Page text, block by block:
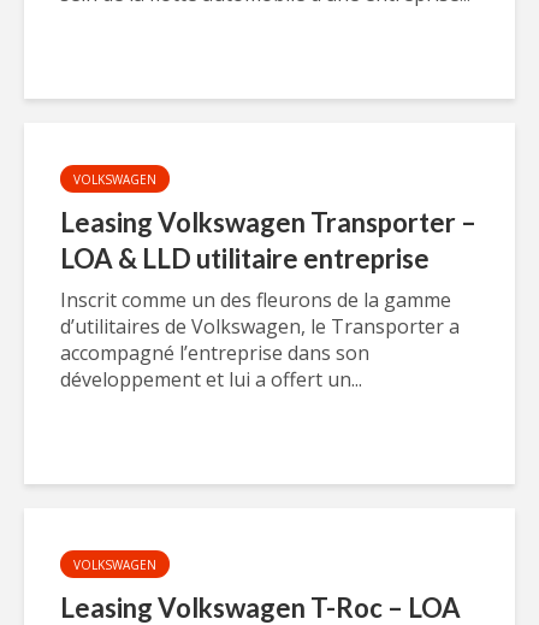
VOLKSWAGEN
Leasing Volkswagen Transporter –
LOA & LLD utilitaire entreprise
Inscrit comme un des fleurons de la gamme
d’utilitaires de Volkswagen, le Transporter a
accompagné l’entreprise dans son
développement et lui a offert un...
VOLKSWAGEN
Leasing Volkswagen T-Roc – LOA